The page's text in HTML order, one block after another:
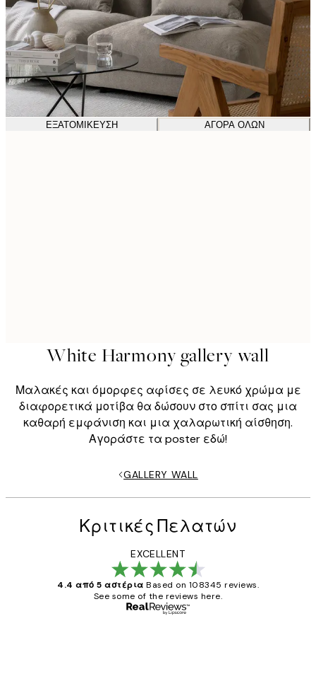
ΕΞΑΤΟΜΊΚΕΥΣΗ ΑΓΟΡΆ ΌΛΩΝ
White Harmony gallery wall
Μαλακές και όμορφες αφίσες σε λευκό χρώμα με
διαφορετικά μοτίβα θα δώσουν στο σπίτι σας μια
καθαρή εμφάνιση και μια χαλαρωτική αίσθηση.
Αγοράστε τα poster εδώ!
GALLERY WALL
Κριτικές Πελατών
EXCELLENT
4.4 από 5 αστέρια Based on 108345 reviews.
See some of the reviews here.